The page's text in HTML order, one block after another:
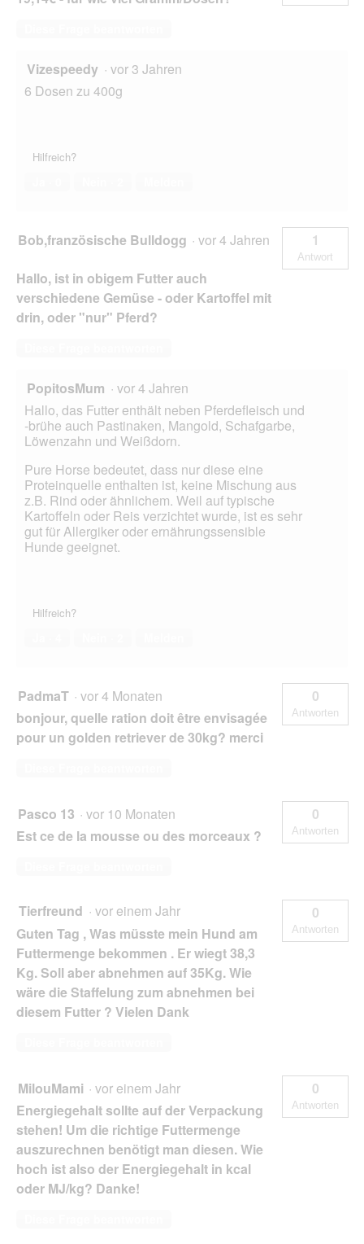
n
Vizespeedy · vor 3 Jahren
6 Dosen zu 400g
Hilfreich?
Bob,französische Bulldogg · vor 4 Jahren
Hallo, ist in obigem Futter auch
verschiedene Gemüse - oder Kartoffel mit
drin, oder "nur" Pferd?
1
Antwort
PopitosMum · vor 4 Jahren
Hallo, das Futter enthält neben Pferdefleisch und
-brühe auch Pastinaken, Mangold, Schafgarbe,
Löwenzahn und Weißdorn.
Pure Horse bedeutet, dass nur diese eine
Proteinquelle enthalten ist, keine Mischung aus
z.B. Rind oder ähnlichem. Weil auf typische
Kartoffeln oder Reis verzichtet wurde, ist es sehr
gut für Allergiker oder ernährungssensible
Hunde geeignet.
Hilfreich?
PadmaT · vor 4 Monaten
bonjour, quelle ration doit être envisagée
pour un golden retriever de 30kg? merci
0
Antworten
Pasco 13 · vor 10 Monaten
Est ce de la mousse ou des morceaux ?
0
Antworten
Tierfreund · vor einem Jahr
Guten Tag , Was müsste mein Hund am
Futtermenge bekommen . Er wiegt 38,3
Kg. Soll aber abnehmen auf 35Kg. Wie
wäre die Staffelung zum abnehmen bei
diesem Futter ? Vielen Dank
0
Antworten
MilouMami · vor einem Jahr
Energiegehalt sollte auf der Verpackung
stehen! Um die richtige Futtermenge
auszurechnen benötigt man diesen. Wie
hoch ist also der Energiegehalt in kcal
oder MJ/kg? Danke!
0
Antworten